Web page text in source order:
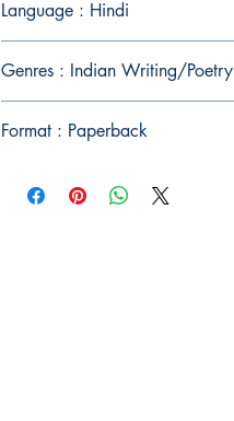
Language : Hindi
Genres : Indian Writing/Poetry
Format : Paperback